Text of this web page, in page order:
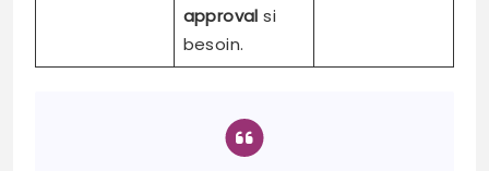
approval si
besoin.